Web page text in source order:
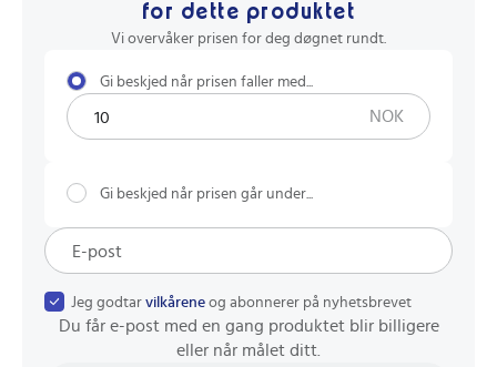
for dette produktet
Vi overvåker prisen for deg døgnet rundt.
Gi beskjed når prisen faller med...
NOK
Gi beskjed når prisen går under...
Jeg godtar vilkårene og abonnerer på nyhetsbrevet
Du får e-post med en gang produktet blir billigere
eller når målet ditt.